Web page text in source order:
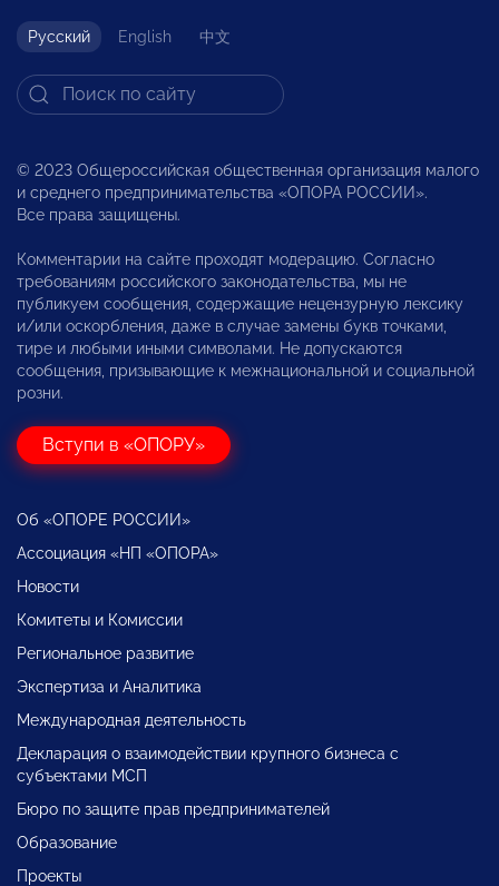
Русский English 中文
© 2023 Общероссийская общественная организация малого
и среднего предпринимательства «ОПОРА РОССИИ».
Все права защищены.
Комментарии на сайте проходят модерацию. Согласно
требованиям российского законодательства, мы не
публикуем сообщения, содержащие нецензурную лексику
и/или оскорбления, даже в случае замены букв точками,
тире и любыми иными символами. Не допускаются
сообщения, призывающие к межнациональной и социальной
розни.
Вступи в «ОПОРУ»
Об «ОПОРЕ РОССИИ»
Ассоциация «НП «ОПОРА»
Новости
Комитеты и Комиссии
Региональное развитие
Экспертиза и Аналитика
Международная деятельность
Декларация о взаимодействии крупного бизнеса с
субъектами МСП
Бюро по защите прав предпринимателей
Образование
Проекты